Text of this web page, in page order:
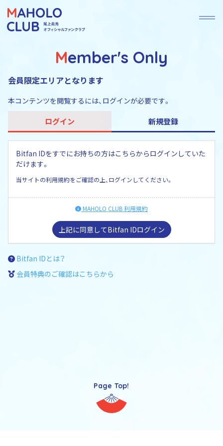
Member's Only
会員限定エリアとなります
本コンテンツを閲覧するには、ログインが必要です。
ログイン 新規登録
Bitfan IDをすでにお持ちの方はこちらからログインしていた
だけます。
当サイトの利用規約をご確認の上、ログインしてください。
MAHOLO CLUB 利用規約
上記に同意してBitfan IDログイン
Bitfan IDとは？
会員特典のご確認はこちらから
Page Top!